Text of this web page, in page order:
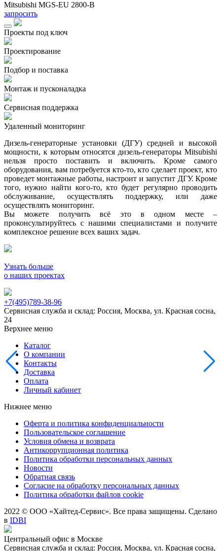
Mitsubishi MGS-EU 2800-B
запросить
Проекты под ключ
Проектирование
Подбор и поставка
Монтаж и пусконаладка
Сервисная поддержка
Удаленный мониторинг
Дизель-генераторные установки (ДГУ) средней и высокой
мощности, к которым относятся дизель-генераторы Mitsubishi
нельзя просто поставить и включить. Кроме самого
оборудования, вам потребуется кто-то, кто сделает проект, кто
проведет монтажные работы, настроит и запустит ДГУ. Кроме
того, нужно найти кого-то, кто будет регулярно проводить
обслуживание, осуществлять поддержку, или даже
осуществлять мониторинг.
Вы можете получить всё это в одном месте –
проконсультируйтесь с нашими специалистами и получите
комплексное решение всех ваших задач.
Узнать больше
о наших проектах
+7(495)789-38-96
Сервисная служба и склад: Россия, Москва, ул. Красная сосна,
24
Верхнее меню
Каталог
О компании
Контакты
Доставка
Оплата
Личный кабинет
Нижнее меню
Оферта и политика конфиденциальности
Пользовательское соглашение
Условия обмена и возврата
Антикоррупционная политика
Политика обработки персональных данных
Новости
Обратная связь
Согласие на обработку персональных данных
Политика обработки файлов cookie
2022 © ООО «Хайтед-Сервис». Все права защищены. Сделано
в IDBI
Центральный офис в Москве
Сервисная служба и склад: Россия, Москва, ул. Красная сосна,